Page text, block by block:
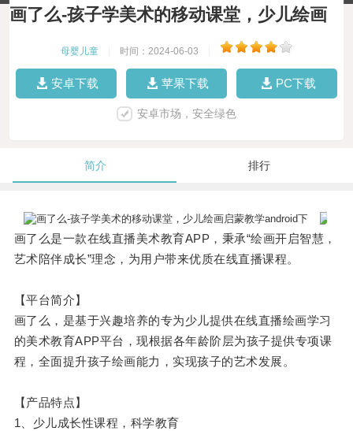
画了么-孩子学美术的移动课堂，少儿绘画
启蒙教学母婴儿童 时间：2024-06-03
安卓下载 苹果下载 PC下载
安卓市场，安全绿色
简介 排行
画了么是一款在线直播美术教育APP，秉承“绘画开启智慧，
艺术陪伴成长”理念，为用户带来优质在线直播课程。
【平台简介】
画了么，是基于兴趣培养的专为少儿提供在线直播绘画学习
的美术教育APP平台，现根据各年龄阶层为孩子提供专项课
程，全面提升孩子绘画能力，实现孩子的艺术发展。
【产品特点】
1、少儿成长性课程，科学教育